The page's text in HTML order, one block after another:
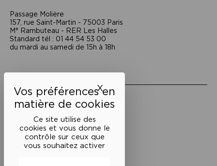
Ce site utilise des
cookies et vous donne le
contrôle sur ceux que
vous souhaitez activer
XMasquer le bandeau des
Passage Moliėre
157, rue Saint-Martin - 75003 Paris
M° Rambuteau - RER Les Halles
Standard tél : 01 44 54 53 00
du mardi au samedi de 15h à 18h
Mentions légales
Politique de confidentialité
Conditions générales de vente
Cookies